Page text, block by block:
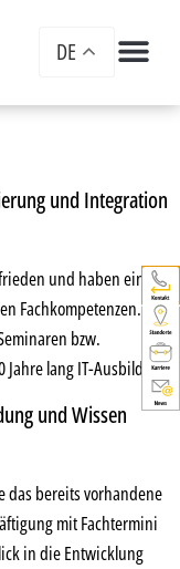
DE
und haben einen
Fachkompetenzen.
bzw.
Jahre lang IT-Ausbilder.“
das bereits vorhandene
mit Fachtermini
in die Entwicklung